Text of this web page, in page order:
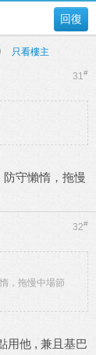
回復
只看樓主
31#
防守懶惰，拖慢
32#
，拖慢中場節
用他 , 兼且基巴